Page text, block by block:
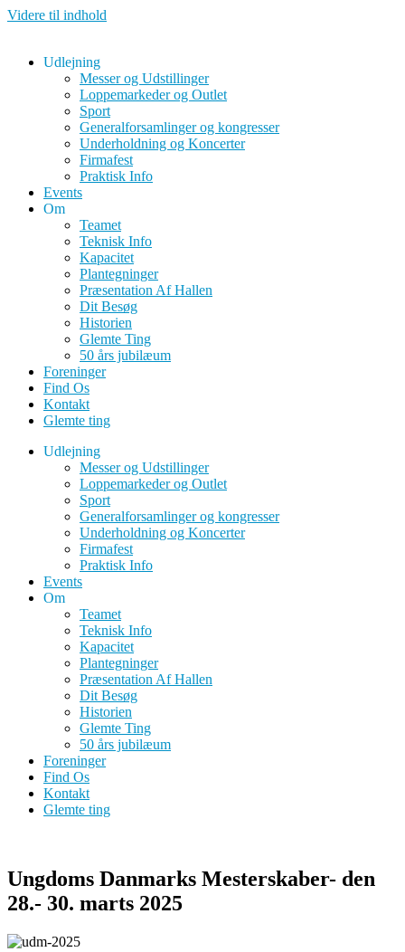
Videre til indhold
Udlejning
Messer og Udstillinger
Loppemarkeder og Outlet
Sport
Generalforsamlinger og kongresser
Underholdning og Koncerter
Firmafest
Praktisk Info
Events
Om
Teamet
Teknisk Info
Kapacitet
Plantegninger
Præsentation Af Hallen
Dit Besøg
Historien
Glemte Ting
50 års jubilæum
Foreninger
Find Os
Kontakt
Glemte ting
Udlejning
Messer og Udstillinger
Loppemarkeder og Outlet
Sport
Generalforsamlinger og kongresser
Underholdning og Koncerter
Firmafest
Praktisk Info
Events
Om
Teamet
Teknisk Info
Kapacitet
Plantegninger
Præsentation Af Hallen
Dit Besøg
Historien
Glemte Ting
50 års jubilæum
Foreninger
Find Os
Kontakt
Glemte ting
Ungdoms Danmarks Mesterskaber- den
28.- 30. marts 2025